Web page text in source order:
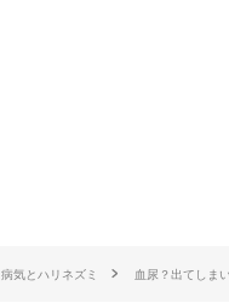
病気とハリネズミ 血尿？出てしま